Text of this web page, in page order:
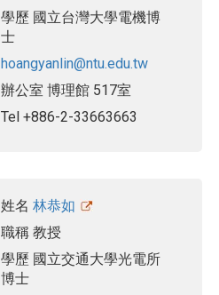
學歷 國立台灣大學電機博
士
hoangyanlin@ntu.edu.tw
辦公室 博理館 517室
Tel +886-2-33663663
姓名 林恭如
職稱 教授
學歷 國立交通大學光電所
博士